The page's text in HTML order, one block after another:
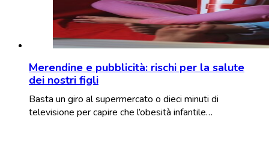
Merendine e pubblicità: rischi per la salute
dei nostri figli
Basta un giro al supermercato o dieci minuti di
televisione per capire che l’obesità infantile…